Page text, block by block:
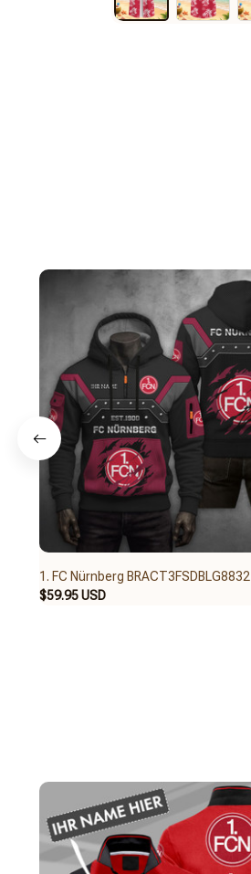
1. FC Nürnberg BRACT3FSDBLG8832
$59.95 USD